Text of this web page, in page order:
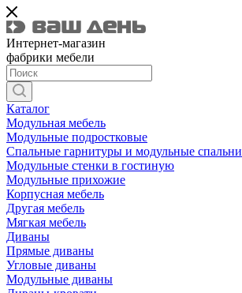
Интернет-магазин
фабрики мебели
Каталог
Модульная мебель
Модульные подростковые
Спальные гарнитуры и модульные спальни
Модульные стенки в гостиную
Модульные прихожие
Корпусная мебель
Другая мебель
Мягкая мебель
Диваны
Прямые диваны
Угловые диваны
Модульные диваны